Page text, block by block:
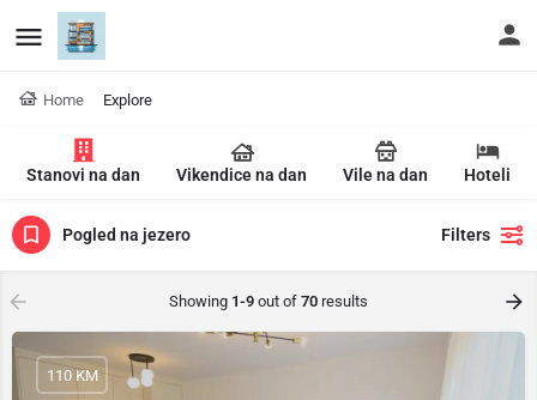
Home Explore
Stanovi na dan Vikendice na dan Vile na dan Hoteli
Pogled na jezero Filters
Showing 1-9 out of 70 results
110 KM